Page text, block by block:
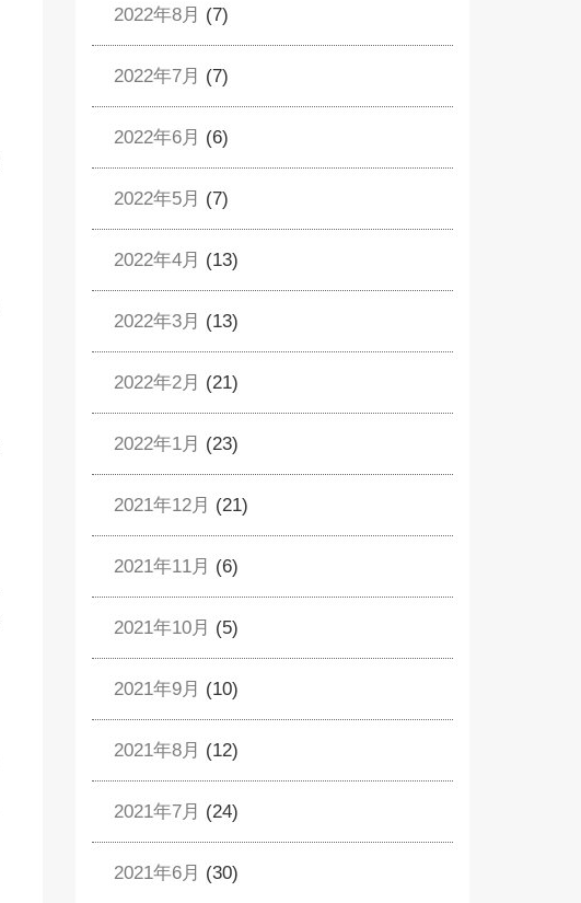
2022年8月 (7)
2022年7月 (7)
2022年6月 (6)
2022年5月 (7)
2022年4月 (13)
2022年3月 (13)
2022年2月 (21)
2022年1月 (23)
2021年12月 (21)
2021年11月 (6)
2021年10月 (5)
2021年9月 (10)
2021年8月 (12)
2021年7月 (24)
2021年6月 (30)